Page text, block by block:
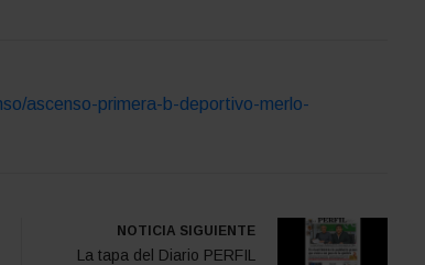
ascenso-primera-b-deportivo-merlo-
NOTICIA SIGUIENTE
La tapa del Diario PERFIL